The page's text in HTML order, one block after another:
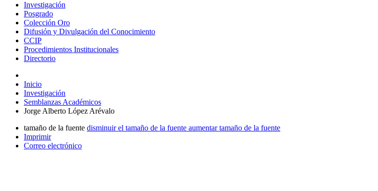
Investigación
Posgrado
Colección Oro
Difusión y Divulgación del Conocimiento
CCIP
Procedimientos Institucionales
Directorio
Inicio
Investigación
Semblanzas Académicos
Jorge Alberto López Arévalo
tamaño de la fuente disminuir el tamaño de la fuente aumentar tamaño de la fuente
Imprimir
Correo electrónico